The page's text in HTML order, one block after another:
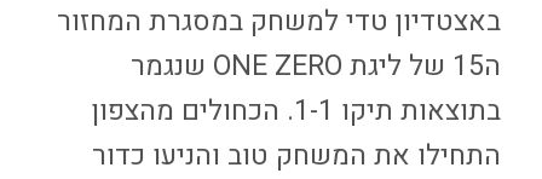
באצטדיון טדי למשחק במסגרת המחזור
ה15 של ליגת ONE ZERO שנגמר
בתוצאות תיקו 1-1. הכחולים מהצפון
התחילו את המשחק טוב והניעו כדור